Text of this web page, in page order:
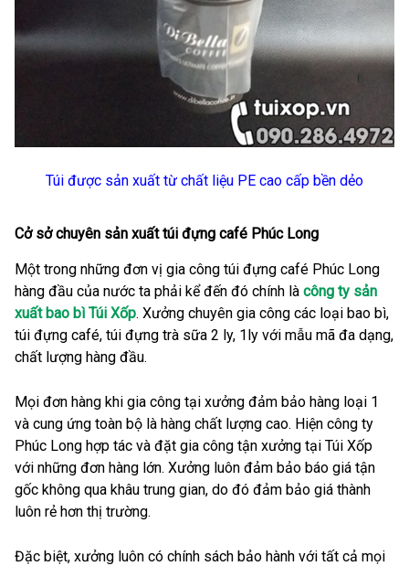
Túi được sản xuất từ chất liệu PE cao cấp bền dẻo
Cở sở chuyên sản xuất túi đựng café Phúc Long
Một trong những đơn vị gia công túi đựng café Phúc Long
hàng đầu của nước ta phải kể đến đó chính là công ty sản
xuất bao bì Túi Xốp. Xưởng chuyên gia công các loại bao bì,
túi đựng café, túi đựng trà sữa 2 ly, 1ly với mẫu mã đa dạng,
chất lượng hàng đầu.
Mọi đơn hàng khi gia công tại xưởng đảm bảo hàng loại 1
và cung ứng toàn bộ là hàng chất lượng cao. Hiện công ty
Phúc Long hợp tác và đặt gia công tận xưởng tại Túi Xốp
với những đơn hàng lớn. Xưởng luôn đảm bảo báo giá tận
gốc không qua khâu trung gian, do đó đảm bảo giá thành
luôn rẻ hơn thị trường.
Đặc biệt, xưởng luôn có chính sách bảo hành với tất cả mọi